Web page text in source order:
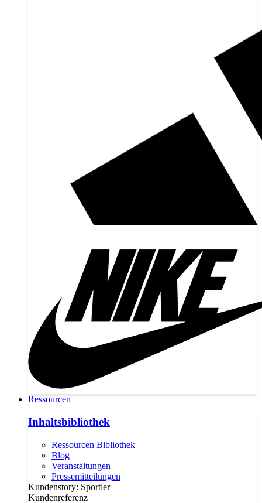
Ressourcen
Inhaltsbibliothek
Ressourcen Bibliothek
Blog
Veranstaltungen
Pressemitteilungen
Kundenstory: Sportler
Kundenreferenz